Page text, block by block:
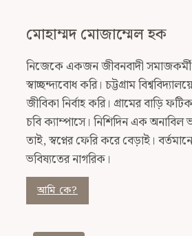
মোহাম্মদ মোজাম্মেল হক
নিজেকে একজন জীবনবাদী সমাজকর্মী
স্বাচ্ছন্দ্যবোধ করি। চট্টগ্রাম
জীবিকা নির্বাহ করি। গ্রামের বাড়ি
চবি ক্যাম্পাসে। নিশিদিন এক অনাবিল
তাই, স্বপ্নের ফেরি করে বেড়াই।
ভবিষ্যতের নাগরিক।
আমি কে?